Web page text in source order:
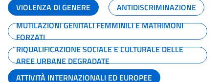
VIOLENZA DI GENERE
ANTIDISCRIMINAZIONE
MUTILAZIONI GENITALI FEMMINILI E MATRIMONI
FORZATI
RIQUALIFICAZIONE SOCIALE E CULTURALE DELLE
AREE URBANE DEGRADATE
ATTIVITÀ INTERNAZIONALI ED EUROPEE